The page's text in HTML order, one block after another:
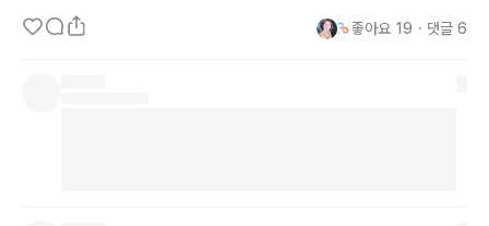
좋아요 19 ・ 댓글 6